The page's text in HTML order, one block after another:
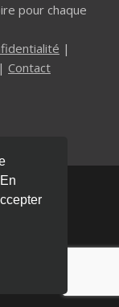
pour chaque
|
| Contact